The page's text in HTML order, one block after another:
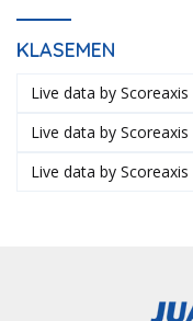
KLASEMEN
Live data by Scoreaxis
Live data by Scoreaxis
Live data by Scoreaxis